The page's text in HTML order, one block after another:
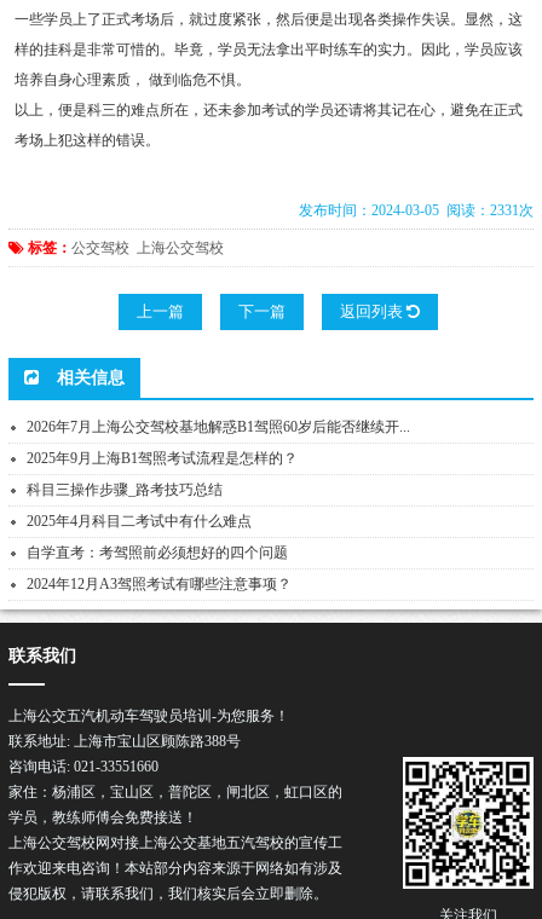
一些学员上了正式考场后，就过度紧张，然后便是出现各类操作失误。显然，这
样的挂科是非常可惜的。毕竟，学员无法拿出平时练车的实力。因此，学员应该
培养自身心理素质， 做到临危不惧。
以上，便是科三的难点所在，还未参加考试的学员还请将其记在心，避免在正式
考场上犯这样的错误。
发布时间：2024-03-05 阅读：2331次
标签： 公交驾校 上海公交驾校
上一篇 下一篇 返回列表
相关信息
2026年7月上海公交驾校基地解惑B1驾照60岁后能否继续开...
2025年9月上海B1驾照考试流程是怎样的？
科目三操作步骤_路考技巧总结
2025年4月科目二考试中有什么难点
自学直考：考驾照前必须想好的四个问题
2024年12月A3驾照考试有哪些注意事项？
关注我们
联系我们
上海公交五汽机动车驾驶员培训-为您服务！
联系地址: 上海市宝山区顾陈路388号
咨询电话: 021-33551660
家住：杨浦区，宝山区，普陀区，闸北区，虹口区的
学员，教练师傅会免费接送！
上海公交驾校网对接上海公交基地五汽驾校的宣传工
作欢迎来电咨询！本站部分内容来源于网络如有涉及
侵犯版权，请联系我们，我们核实后会立即删除。